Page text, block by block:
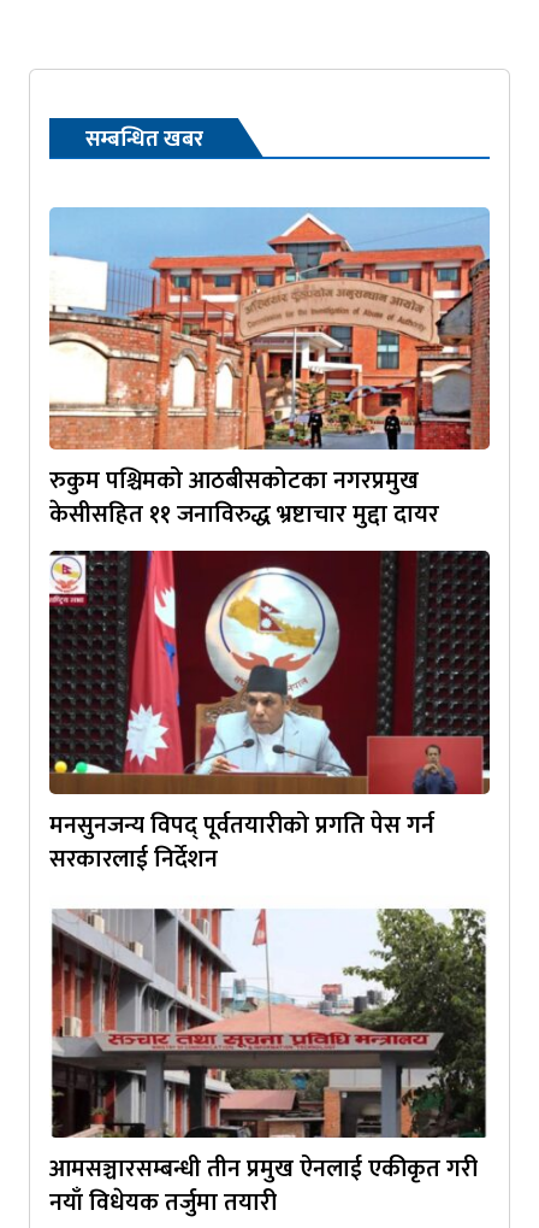
सम्बन्धित खबर
रुकुम पश्चिमको आठबीसकोटका नगरप्रमुख
केसीसहित ११ जनाविरुद्ध भ्रष्टाचार मुद्दा दायर
मनसुनजन्य विपद् पूर्वतयारीको प्रगति पेस गर्न
सरकारलाई निर्देशन
आमसञ्चारसम्बन्धी तीन प्रमुख ऐनलाई एकीकृत गरी
नयाँ विधेयक तर्जुमा तयारी